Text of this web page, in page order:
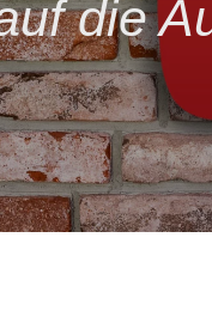
die